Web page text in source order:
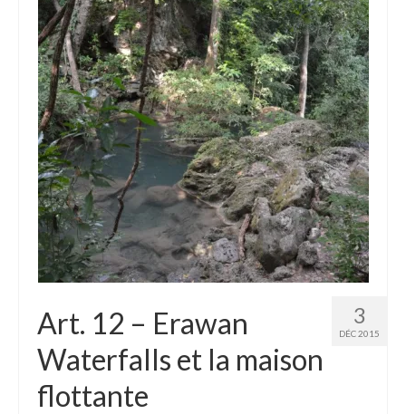
Carte de la France
Notre région, la Normandie
Ville : Paris
Blog
Catégories
Boucles d’articles
Commentaires récents
Archives des articles
3
DÉC 2015
Art. 12 – Erawan
Waterfalls et la maison
flottante